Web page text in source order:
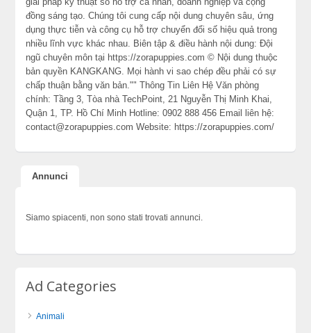
đồng sáng tạo. Chúng tôi cung cấp nội dung chuyên sâu, ứng
dụng thực tiễn và công cụ hỗ trợ chuyển đổi số hiệu quả trong
nhiều lĩnh vực khác nhau. Biên tập & điều hành nội dung: Đội
ngũ chuyên môn tại https://zorapuppies.com © Nội dung thuộc
bản quyền KANGKANG. Mọi hành vi sao chép đều phải có sự
chấp thuận bằng văn bản."" Thông Tin Liên Hệ Văn phòng
chính: Tầng 3, Tòa nhà TechPoint, 21 Nguyễn Thị Minh Khai,
Quận 1, TP. Hồ Chí Minh Hotline: 0902 888 456 Email liên hệ:
contact@zorapuppies.com Website: https://zorapuppies.com/
Annunci
Siamo spiacenti, non sono stati trovati annunci.
Ad Categories
Animali